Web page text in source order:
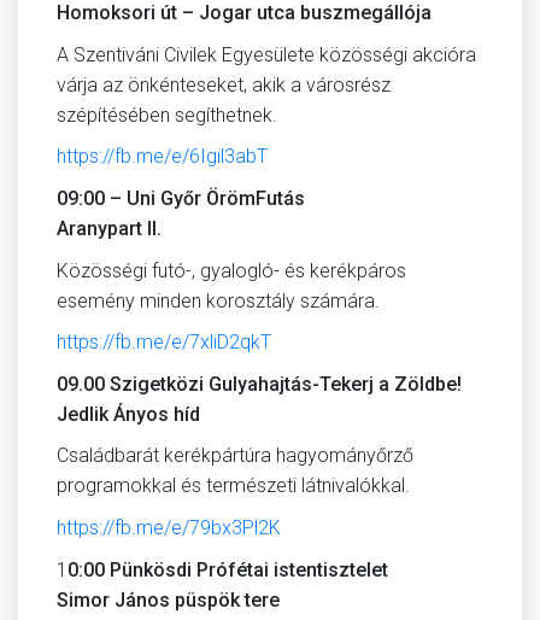
Homoksori út – Jogar utca buszmegállója
A Szentiváni Civilek Egyesülete közösségi akcióra
várja az önkénteseket, akik a városrész
szépítésében segíthetnek.
https://fb.me/e/6Igil3abT
09:00 – Uni Győr ÖrömFutás
Aranypart II.
Közösségi futó-, gyalogló- és kerékpáros
esemény minden korosztály számára.
https://fb.me/e/7xliD2qkT
09.00 Szigetközi Gulyahajtás-Tekerj a Zöldbe!
Jedlik Ányos híd
Családbarát kerékpártúra hagyományőrző
programokkal és természeti látnivalókkal.
https://fb.me/e/79bx3Pl2K
1 0:00 Pünkösdi Prófétai istentisztelet
Simor János püspök tere